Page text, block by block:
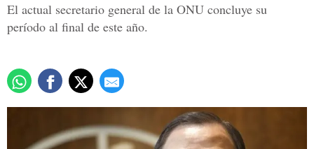
El actual secretario general de la ONU concluye su
período al final de este año.